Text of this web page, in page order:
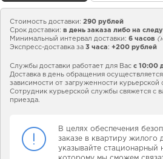
Стоимость доставки: 290 рублей
Срок доставки: в день заказа либо на
Минимальный интервал доставки: 6 часов
Экспресс-доставка за 3 часа : +200 рублей
Службы доставки работает для Вас с 10:00
Доставка в день обращения
зависимости от загруженности курьерской
Сотрудник курьерской службы свяжется с
приезда.
В целях обеспечения
заказе в квартиру жилого
указывайте стационарный